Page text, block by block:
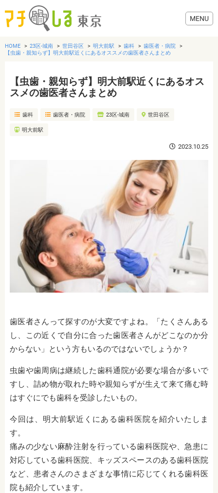
グルメ
美容・健康
HOME 23区-城南 世田谷区 明大前駅 歯科
歯医者・病院
【虫歯・親知らず】明大前駅近くにあるオススメの歯医者さんまとめ
【虫歯・親知らず】明大前駅近くにあるオス
スメの歯医者さんまとめ
歯科 歯医者・病院 23区-城南 世田谷区
明大前駅
2023.10.25
歯医者さんって探すのが大変ですよね。「たくさんある
し、この近くで自分に合った歯医者さんがどこなのか分
からない」という方もいるのではないでしょうか？
虫歯や歯周病は継続した歯科通院が必要な場合が多いで
すし、詰め物が取れた時や親知らずが生えて来て痛む時
はすぐにでも歯科を受診したいもの。
今回は、明大前駅近くにある歯科医院を紹介いたしま
す。
痛みの少ない麻酔注射を行っている歯科医院や、急患に
対応している歯科医院、キッズスペースのある歯科医院
など、患者さんのさまざまな事情に応じてくれる歯科医
院も紹介しています。